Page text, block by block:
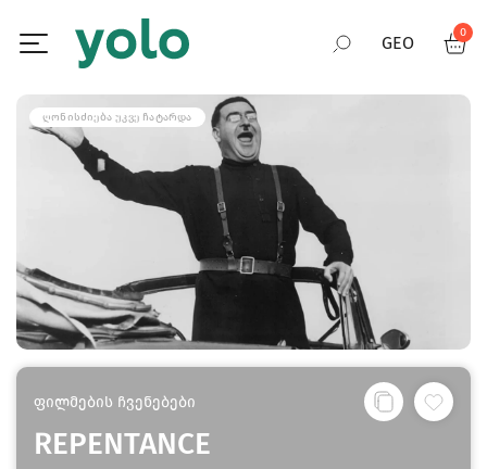
GEO
0
ᲦᲝᲜᲘᲡᲫᲘᲔᲑᲐ ᲣᲙᲕᲔ ᲩᲐᲢᲐᲠᲓᲐ
ფილმების ჩვენებები
REPENTANCE